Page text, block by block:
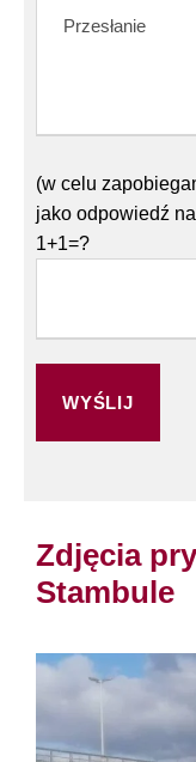
(w celu
jako odpowiedź
1+1=?
Zdjęcia
Stambule